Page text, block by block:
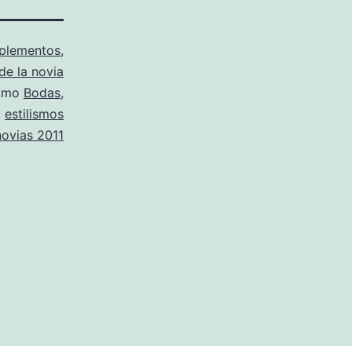
,
la novia
Bodas,
estilismos
2011